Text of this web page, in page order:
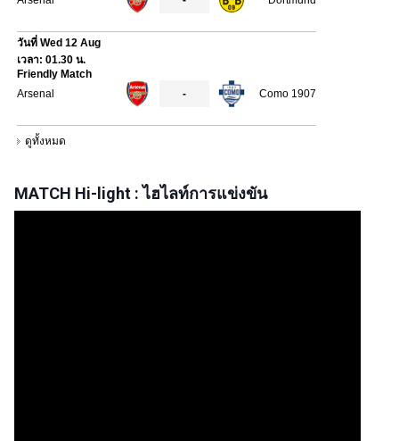
MATCH Hi-light : ไฮไลท์การแข่งขัน